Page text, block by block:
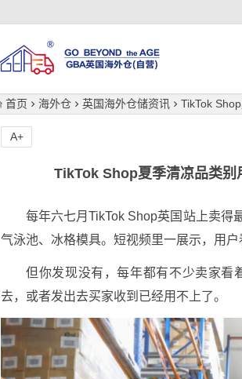
首页 海外仓 英国海外仓储资讯 TikTok
TikTok Shop夏季清凉品类别
A+
每年六七月TikTok Shop英国站上卖得
气泳池、冰格模具。短视频里一展示，用户
但你发现没有，每年都有不少卖家看
去，或者发出去买家收到已经用不上了。